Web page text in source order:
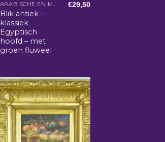
ARABISCHE EN MAROKKAANSE WOONACCESSOIRES
Blik antiek –
klassiek
Egyptisch
hoofd – met
groen fluweel
€29,50